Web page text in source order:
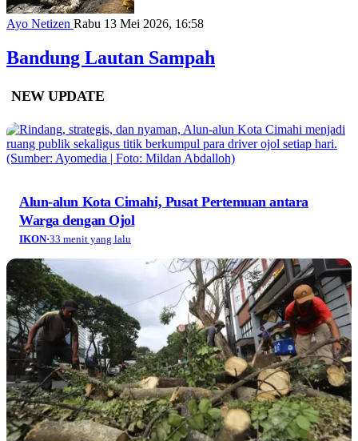
Ayo Netizen Rabu 13 Mei 2026, 16:58
Bandung Lautan Sampah
NEW UPDATE
Alun-alun Kota Cimahi, Pusat Pertemuan antara
Warga dengan Ojol
IKON·33 menit yang lalu